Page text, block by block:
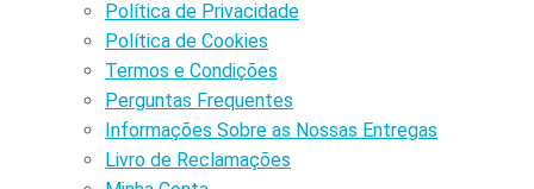
Política de Privacidade
Política de Cookies
Termos e Condições
Perguntas Frequentes
Informações Sobre as Nossas Entregas
Livro de Reclamações